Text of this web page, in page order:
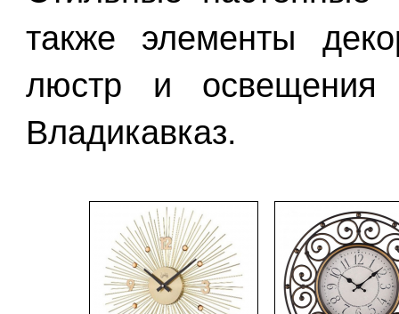
также элементы
люстр и
Владикавказ.